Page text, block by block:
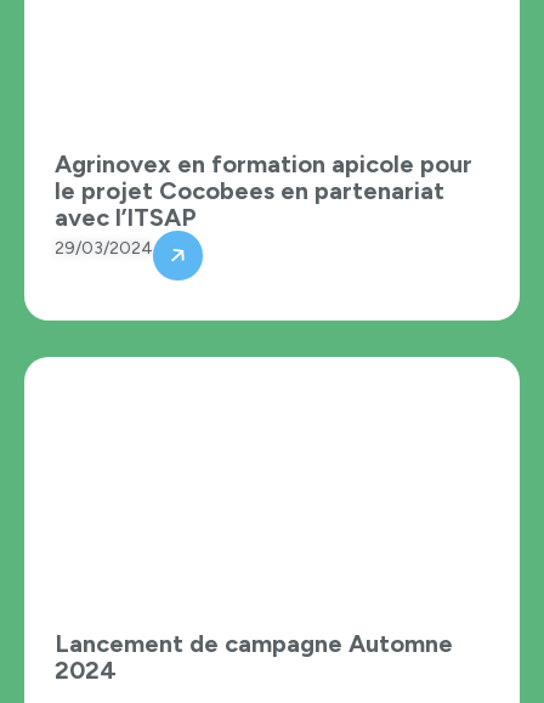
Agrinovex en formation apicole pour
le projet Cocobees en partenariat
avec l’ITSAP
29/03/2024
Lancement de campagne Automne
2024